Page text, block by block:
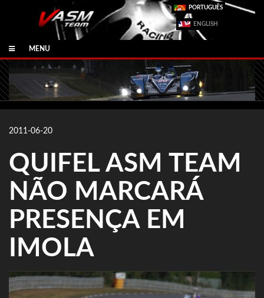
PORTUGUÊS
ENGLISH
MENU
2011-06-20
QUIFEL ASM TEAM
NÃO MARCARÁ
PRESENÇA EM
IMOLA